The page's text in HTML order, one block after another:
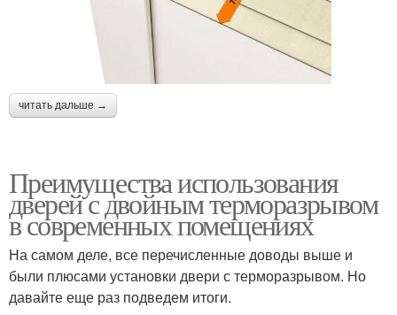
читать дальше →
Преимущества использования
дверей с двойным терморазрывом
в современных помещениях
На самом деле, все перечисленные доводы выше и
были плюсами установки двери с терморазрывом. Но
давайте еще раз подведем итоги.